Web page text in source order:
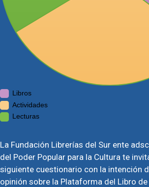
Libros
Actividades
Lecturas
La Fundación Librerías del Sur ente
del Poder Popular para la Cultura te
siguiente cuestionario con la intención
opinión sobre la Plataforma del Libro de